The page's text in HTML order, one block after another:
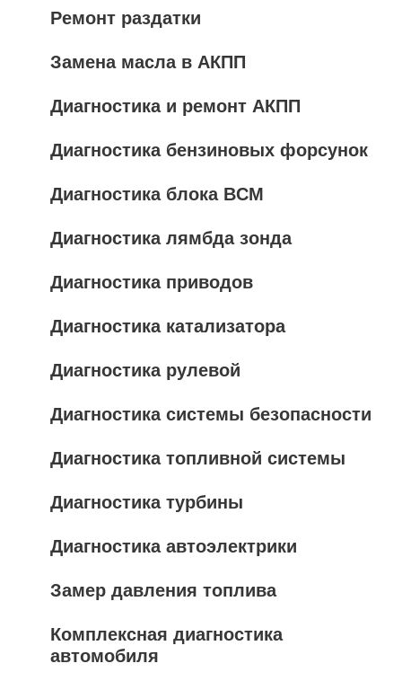
Ремонт раздатки
Замена масла в АКПП
Диагностика и ремонт АКПП
Диагностика бензиновых форсунок
Диагностика блока BCM
Диагностика лямбда зонда
Диагностика приводов
Диагностика катализатора
Диагностика рулевой
Диагностика системы безопасности
Диагностика топливной системы
Диагностика турбины
Диагностика автоэлектрики
Замер давления топлива
Комплексная диагностика
автомобиля